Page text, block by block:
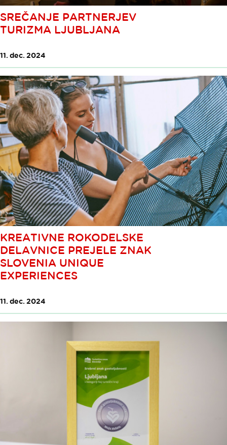
SREČANJE PARTNERJEV
TURIZMA LJUBLJANA
11. dec. 2024
KREATIVNE ROKODELSKE
DELAVNICE PREJELE ZNAK
SLOVENIA UNIQUE
EXPERIENCES
11. dec. 2024